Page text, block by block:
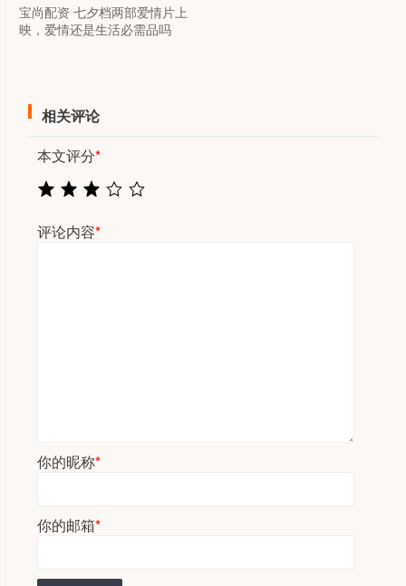
宝尚配资 七夕档两部爱情片上
映，爱情还是生活必需品吗
相关评论
本文评分*
评论内容*
你的昵称*
你的邮箱*